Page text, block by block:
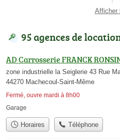
Afficher
95 agences de
AD Carrosserie FRANCK
zone industrielle la Seiglerie 43 Rue
44270 Machecoul-Saint-Même
Fermé, ouvre mardi à 8h00
Garage
Horaires Téléphone